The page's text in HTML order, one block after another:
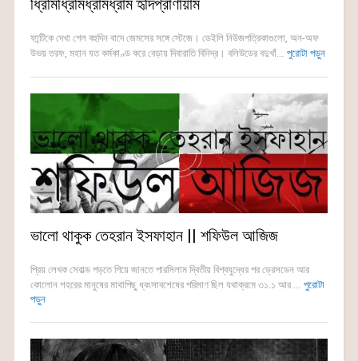
ধ্রিমিধ্রিমিধ্রামধ্রাম হৃদিপ্রাণায়াম
ফান্টিকে দেখা গেল বহুদিন বাদে জেমসের সঙ্গে স্টেজে। ডেইলি নিউজপত্রিকাগুলো, অন-অফ
উভয় তরফ, মহান যত কর্মকাণ্ড করে বেড়ায় দিবারাতি বিনিদ্র। বলিউডের বদুখাঁ... পুরোটা পড়ুন
ভালো থাকুক তেহরান ইসফাহান || শফিউল আজিজ
প্রিয় লেখক সেবাল্ড পড়তে গিয়ে জানতে পারসিলাম দ্বিতীয় বিশ্বযুদ্ধের পর ড্রেসডেন আর
কোলোন শহরের মানুষের মাথাপিছু ধ্বংসাবশেষের পরিমাণ ছিল যথাক্রমে ৩১.১ আর ... পুরোটা
পড়ুন